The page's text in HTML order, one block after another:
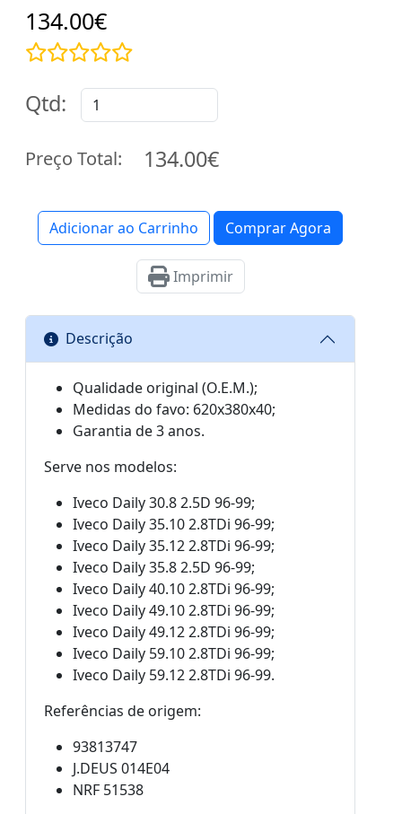
134.00€
Qtd:
Preço Total: 134.00€
Adicionar ao Carrinho Comprar Agora
Imprimir
Descrição
Qualidade original (O.E.M.);
Medidas do favo: 620x380x40;
Garantia de 3 anos.
Serve nos modelos:
Iveco Daily 30.8 2.5D 96-99;
Iveco Daily 35.10 2.8TDi 96-99;
Iveco Daily 35.12 2.8TDi 96-99;
Iveco Daily 35.8 2.5D 96-99;
Iveco Daily 40.10 2.8TDi 96-99;
Iveco Daily 49.10 2.8TDi 96-99;
Iveco Daily 49.12 2.8TDi 96-99;
Iveco Daily 59.10 2.8TDi 96-99;
Iveco Daily 59.12 2.8TDi 96-99.
Referências de origem:
93813747
J.DEUS 014E04
NRF 51538